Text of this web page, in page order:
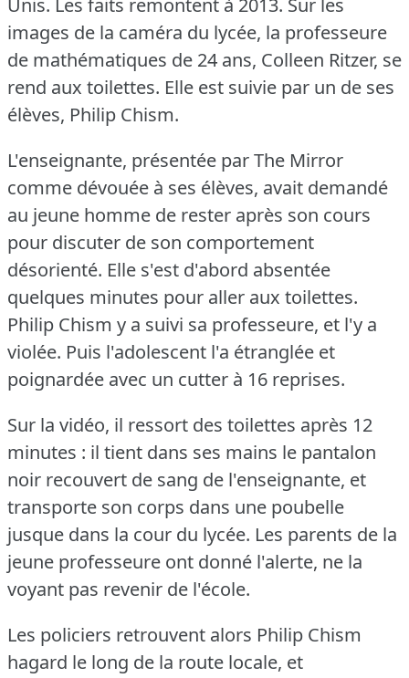
Unis. Les faits remontent à 2013. Sur les
images de la caméra du lycée, la professeure
de mathématiques de 24 ans, Colleen Ritzer, se
rend aux toilettes. Elle est suivie par un de ses
élèves, Philip Chism.
L'enseignante, présentée par The Mirror
comme dévouée à ses élèves, avait demandé
au jeune homme de rester après son cours
pour discuter de son comportement
désorienté. Elle s'est d'abord absentée
quelques minutes pour aller aux toilettes.
Philip Chism y a suivi sa professeure, et l'y a
violée. Puis l'adolescent l'a étranglée et
poignardée avec un cutter à 16 reprises.
Sur la vidéo, il ressort des toilettes après 12
minutes : il tient dans ses mains le pantalon
noir recouvert de sang de l'enseignante, et
transporte son corps dans une poubelle
jusque dans la cour du lycée. Les parents de la
jeune professeure ont donné l'alerte, ne la
voyant pas revenir de l'école.
Les policiers retrouvent alors Philip Chism
hagard le long de la route locale, et